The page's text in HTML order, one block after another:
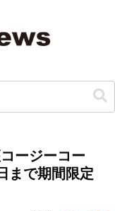
ージーコー
まで期間限定